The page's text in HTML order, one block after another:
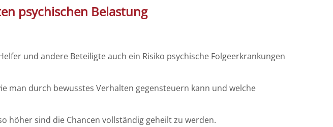
psychischen Belastung
und andere Beteiligte auch ein Risiko psychische Folgeerkrankungen
man durch bewusstes Verhalten gegensteuern kann und welche
höher sind die Chancen vollständig geheilt zu werden.